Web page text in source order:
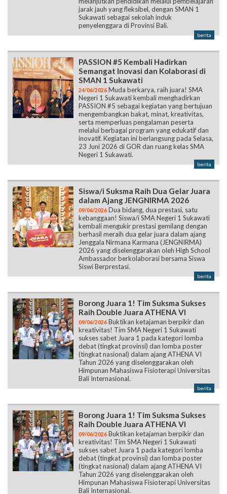
jarak jauh yang fleksibel, dengan SMAN 1
Sukawati sebagai sekolah induk
penyelenggara di Provinsi Bali.
berita
PASSION #5 Kembali Hadirkan
Semangat Inovasi dan Kolaborasi di
SMAN 1 Sukawati
24/06/2026 Muda berkarya, raih juara! SMA
Negeri 1 Sukawati kembali menghadirkan
PASSION #5 sebagai kegiatan yang bertujuan
mengembangkan bakat, minat, kreativitas,
serta memperluas pengalaman peserta
melalui berbagai program yang edukatif dan
inovatif. Kegiatan ini berlangsung pada Selasa,
23 Juni 2026 di GOR dan ruang kelas SMA
Negeri 1 Sukawati.
berita
Siswa/i Suksma Raih Dua Gelar Juara
dalam Ajang JENGNIRMA 2026
09/06/2026 Dua bidang, dua prestasi, satu
kebanggaan! Siswa/i SMA Negeri 1 Sukawati
kembali mengukir prestasi gemilang dengan
berhasil meraih dua gelar juara dalam ajang
Jenggala Nirmana Karmana (JENGNIRMA)
2026 yang diselenggarakan oleh High School
Ambassador berkolaborasi bersama Siswa
Siswi Berprestasi.
berita
Borong Juara 1! Tim Suksma Sukses
Raih Double Juara ATHENA VI
09/06/2026 Buktikan ketajaman berpikir dan
kreativitas! Tim SMA Negeri 1 Sukawati
sukses sabet Juara 1 pada kategori lomba
debat (tingkat provinsi) dan lomba poster
(tingkat nasional) dalam ajang ATHENA VI
Tahun 2026 yang diselenggarakan oleh
Himpunan Mahasiswa Fisioterapi Universitas
Bali Internasional.
berita
Borong Juara 1! Tim Suksma Sukses
Raih Double Juara ATHENA VI
09/06/2026 Buktikan ketajaman berpikir dan
kreativitas! Tim SMA Negeri 1 Sukawati
sukses sabet Juara 1 pada kategori lomba
debat (tingkat provinsi) dan lomba poster
(tingkat nasional) dalam ajang ATHENA VI
Tahun 2026 yang diselenggarakan oleh
Himpunan Mahasiswa Fisioterapi Universitas
Bali Internasional.